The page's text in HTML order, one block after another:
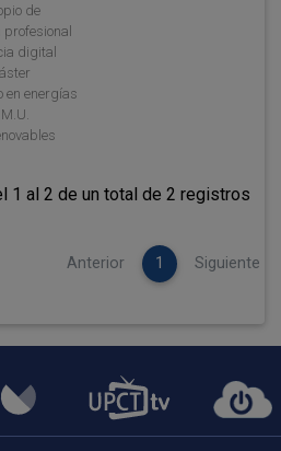
de
digital
en energías
1 al 2 de un total de 2 registros
Anterior 1 Siguiente